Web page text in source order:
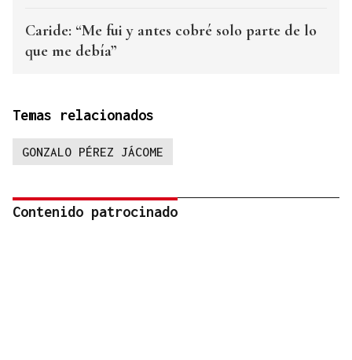
Caride: “Me fui y antes cobré solo parte de lo
que me debía”
Temas relacionados
GONZALO PÉREZ JÁCOME
Contenido patrocinado